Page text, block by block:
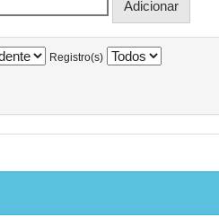
Registro(s)